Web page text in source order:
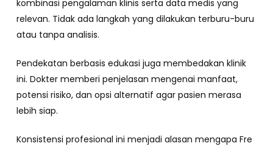
kombinasi pengalaman klinis serta data medis yang
relevan. Tidak ada langkah yang dilakukan terburu-buru
atau tanpa analisis.
Pendekatan berbasis edukasi juga membedakan klinik
ini. Dokter memberi penjelasan mengenai manfaat,
potensi risiko, dan opsi alternatif agar pasien merasa
lebih siap.
Konsistensi profesional ini menjadi alasan mengapa Fre